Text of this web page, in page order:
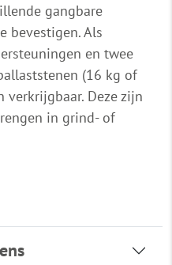
gangbare
bevestigen. Als
en twee
(16 kg of
verkrijgbaar. Deze zijn
in grind- of